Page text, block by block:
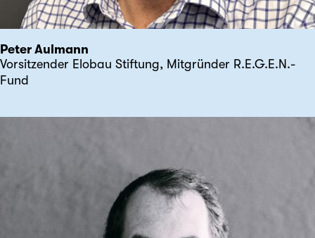
Peter Aulmann
Vorsitzender Elobau Stiftung, Mitgründer R.E.G.E.N.-
Fund